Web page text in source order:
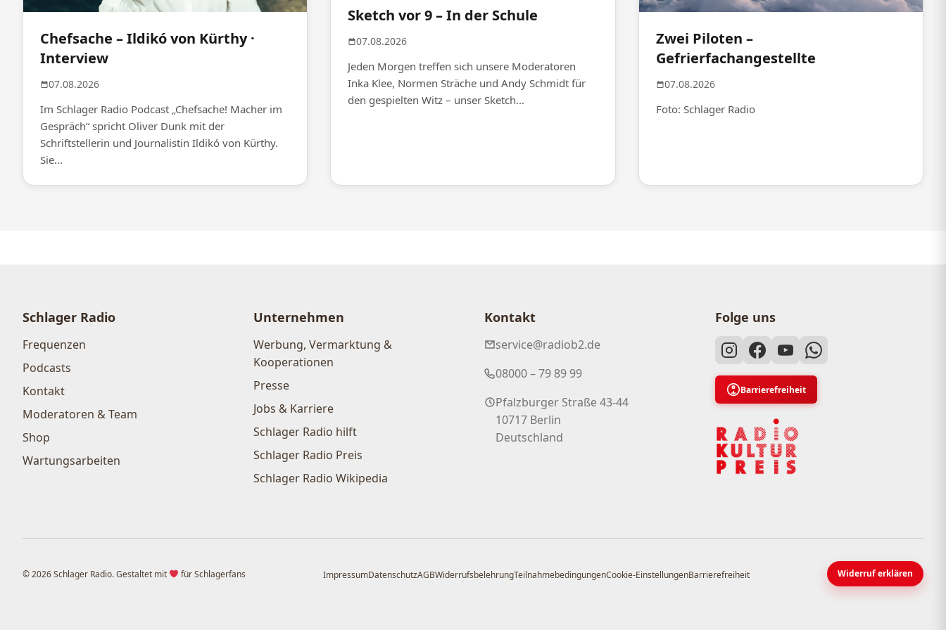
Chefsache – Ildikó von Kürthy ·
Interview
07.08.2026
Im Schlager Radio Podcast „Chefsache! Macher im
Gespräch“ spricht Oliver Dunk mit der
Schriftstellerin und Journalistin Ildikó von Kürthy.
Sie...
Sketch vor 9 – In der Schule
07.08.2026
Jeden Morgen treffen sich unsere Moderatoren
Inka Klee, Normen Sträche und Andy Schmidt für
den gespielten Witz – unser Sketch...
Zwei Piloten –
Gefrierfachangestellte
07.08.2026
Foto: Schlager Radio
Schlager Radio
Frequenzen
Podcasts
Kontakt
Moderatoren & Team
Shop
Wartungsarbeiten
Unternehmen
Werbung, Vermarktung &
Kooperationen
Presse
Jobs & Karriere
Schlager Radio hilft
Schlager Radio Preis
Schlager Radio Wikipedia
Kontakt
service@radiob2.de
08000 – 79 89 99
Pfalzburger Straße 43-44
10717 Berlin
Deutschland
Folge uns
Barrierefreiheit
© 2026 Schlager Radio. Gestaltet mit für Schlagerfans ImpressumDatenschutzAGBWiderrufsbelehrungTeilnahmebedingungenCookie-EinstellungenBarrierefreiheit Widerruf erklären